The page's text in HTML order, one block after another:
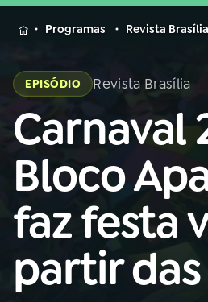
MENU
Buscar
na
Rádio
Nacional
01INÍCIO
02 A RÁDIO
na
Rádio
Programas Revista Brasília
EPISÓDIO Revista Brasília
Carnaval
Bloco
faz festa
partir das